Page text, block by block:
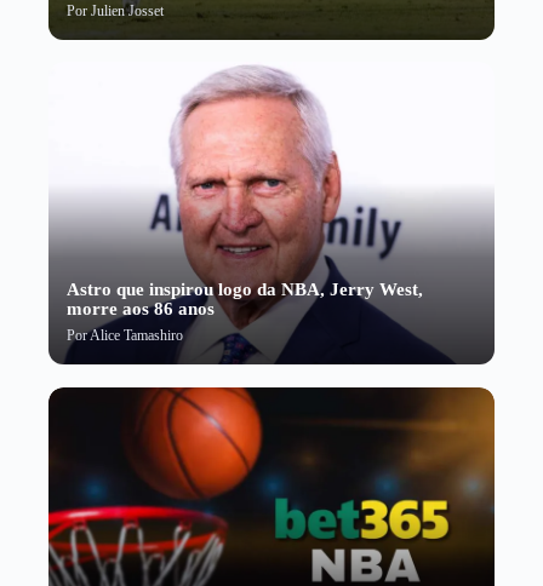
Por Julien Josset
Astro que inspirou logo da NBA, Jerry West,
morre aos 86 anos
PorAlice Tamashiro